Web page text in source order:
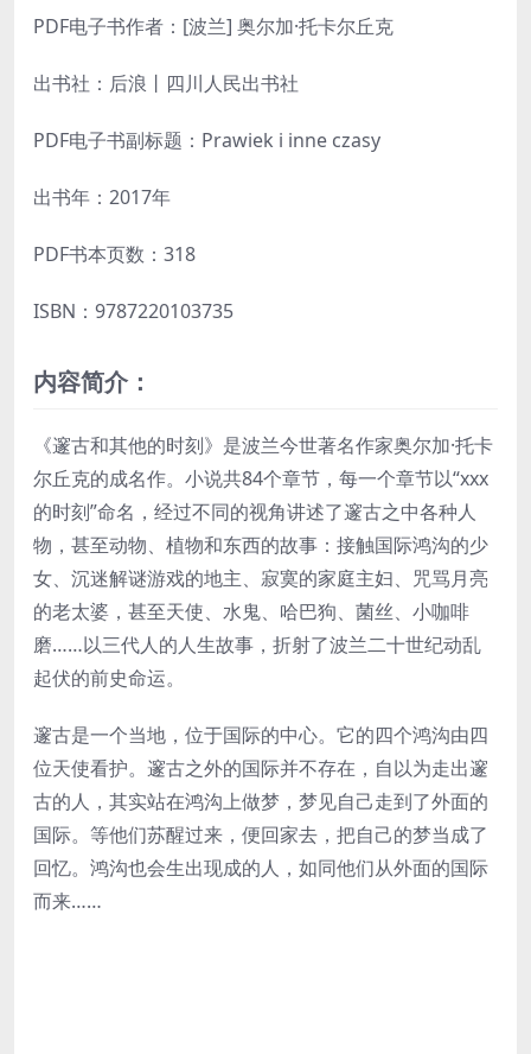
PDF电子书作者：[波兰] 奥尔加·托卡尔丘克
出书社：后浪丨四川人民出书社
PDF电子书副标题：Prawiek i inne czasy
出书年：2017年
PDF书本页数：318
ISBN：9787220103735
内容简介：
《邃古和其他的时刻》是波兰今世著名作家奥尔加·托卡
尔丘克的成名作。小说共84个章节，每一个章节以“xxx
的时刻”命名，经过不同的视角讲述了邃古之中各种人
物，甚至动物、植物和东西的故事：接触国际鸿沟的少
女、沉迷解谜游戏的地主、寂寞的家庭主妇、咒骂月亮
的老太婆，甚至天使、水鬼、哈巴狗、菌丝、小咖啡
磨……以三代人的人生故事，折射了波兰二十世纪动乱
起伏的前史命运。
邃古是一个当地，位于国际的中心。它的四个鸿沟由四
位天使看护。邃古之外的国际并不存在，自以为走出邃
古的人，其实站在鸿沟上做梦，梦见自己走到了外面的
国际。等他们苏醒过来，便回家去，把自己的梦当成了
回忆。鸿沟也会生出现成的人，如同他们从外面的国际
而来……